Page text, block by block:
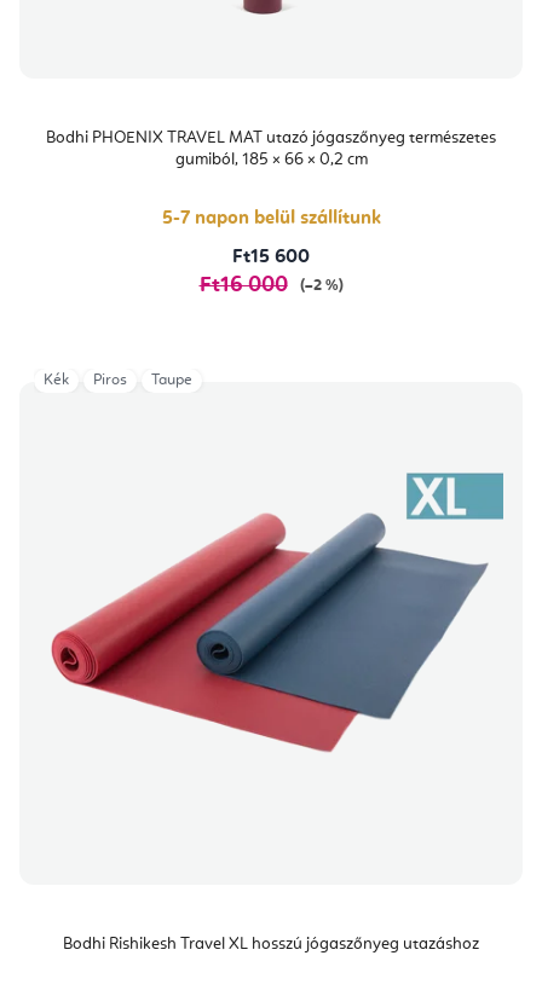
Bodhi PHOENIX TRAVEL MAT utazó jógaszőnyeg természetes
gumiból, 185 × 66 × 0,2 cm
5-7 napon belül szállítunk
Ft15 600
Ft16 000 (–2 %)
Bodhi Rishikesh Travel XL hosszú jógaszőnyeg utazáshoz
Kék Piros Taupe